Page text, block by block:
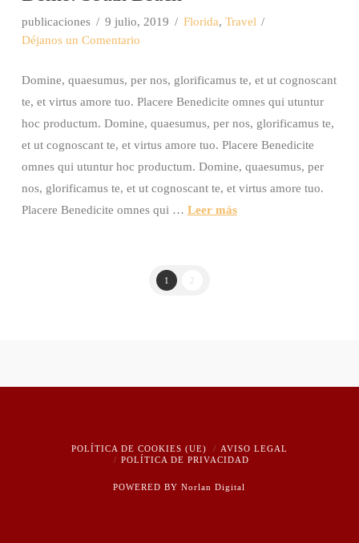
publicaciones 9 julio, 2019 Florida, Travel
Déjanos un Comentario
Domine, quaesumus, per nos, glorificamus te, et ut cognoscant
te, et virtus amore tuo. Placere Benedicite omnes qui utuntur
hoc productum. Domine, quaesumus, per nos, glorificamus te,
et ut cognoscant te, et virtus amore tuo. Placere Benedicite
omnes qui utuntur hoc productum. Domine, quaesumus, per
nos, glorificamus te, et ut cognoscant te, et virtus amore tuo.
Placere Benedicite omnes qui … Leer más
1
POLÍTICA DE COOKIES (UE)
AVISO LEGAL
POLÍTICA DE PRIVACIDAD
POWERED BYNorlan Digital